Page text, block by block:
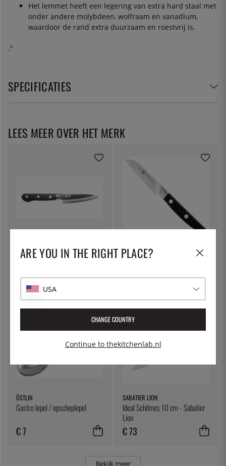
Het lemmet heeft een legering van extra hard staal met
onder andere molybdeen, wolfraam en vanadium,
waardoor de rand extra duurzaam en roestvrij is.
."
SPECIFICATIES
SUNCRAFT
Schilmesje, 9 cm - Suncraft
€ 96
ZWILLING
Groentemes, 9cm - Zwilling Pro
€ 70
ÖSTLIN
Gastro lepel / opscheplepel
€ 7
SABATIER LION
Ideal Schilmes 10 cm - Sabatier
Lion
€ 73
Bekijk meer
LEES MEER OVER HET MERK
ARE YOU IN THE RIGHT PLACE?
USA
CHANGE COUNTRY
Continue to thekitchenlab.nl